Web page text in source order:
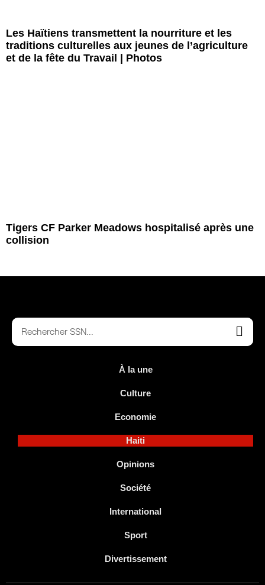
Les Haïtiens transmettent la nourriture et les
traditions culturelles aux jeunes de l’agriculture
et de la fête du Travail | Photos
Tigers CF Parker Meadows hospitalisé après une
collision
À la une
Culture
Economie
Haiti
Opinions
Société
International
Sport
Divertissement